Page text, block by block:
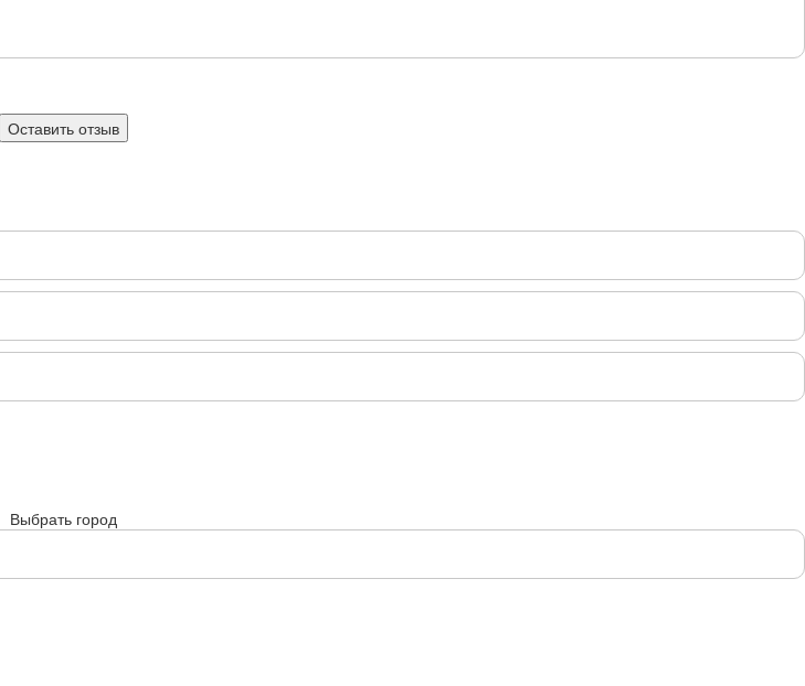
Выбрать город